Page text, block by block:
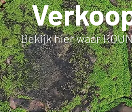
Bekijk hier waar